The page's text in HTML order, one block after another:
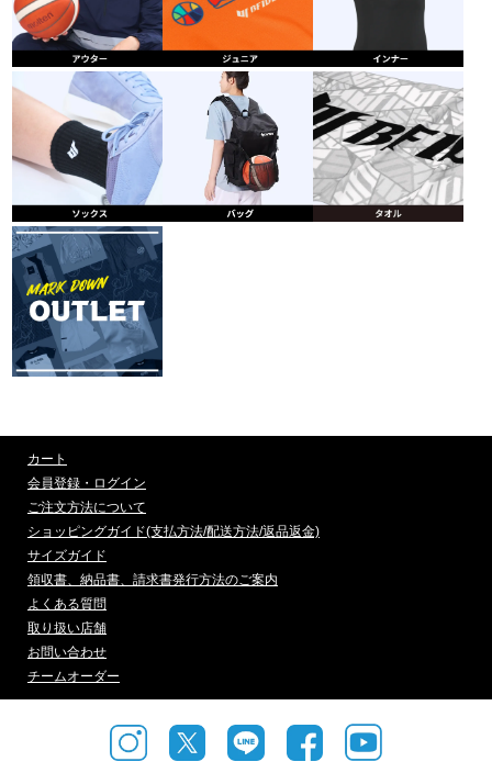
カート
会員登録・ログイン
ご注文方法について
ショッピングガイド(支払方法/配送方法/返品返金)
サイズガイド
領収書、納品書、請求書発行方法のご案内
よくある質問
取り扱い店舗
お問い合わせ
チームオーダー